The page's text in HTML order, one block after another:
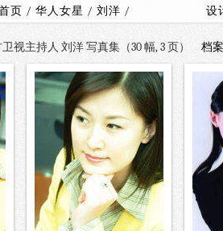
页 / 华人女星 / 刘洋 / 设
视主持人 刘洋 写真集（30 幅, 3 页） 档